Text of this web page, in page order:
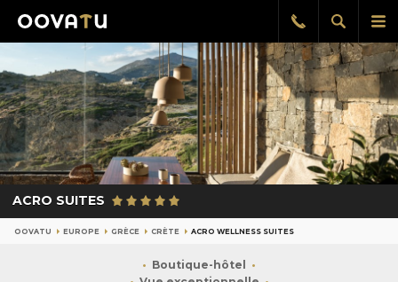
le
Afficher
la
Rappel
gratuit
ACRO SUITES
OOVATU EUROPE GRÈCE CRÈTE ACRO WELLNESS SUITES
Boutique-hôtel